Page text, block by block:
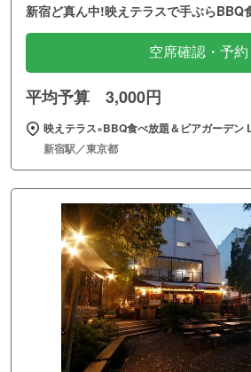
新宿ど真ん中!映えテラスで手ぶらBBQ
空席確認・予約
平均予算 3,000円
映えテラス×BBQ食べ放題＆ビアガーデン
新宿駅／東京都